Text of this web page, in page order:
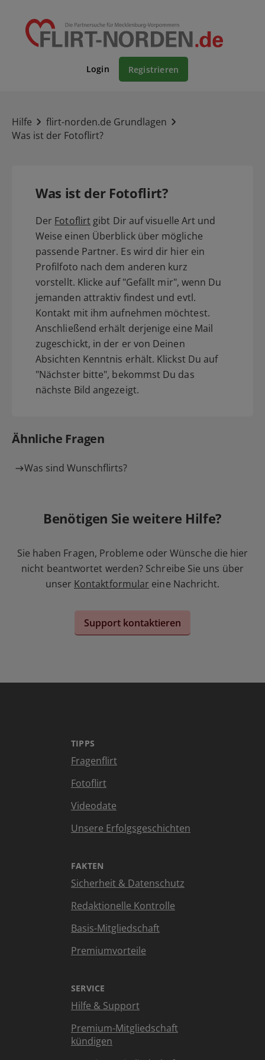
Login Registrieren
Hilfe
flirt-norden.de Grundlagen
Was ist der Fotoflirt?
Was ist der Fotoflirt?
Der Fotoflirt gibt Dir auf visuelle Art und
Weise einen Überblick über mögliche
passende Partner. Es wird dir hier ein
Profilfoto nach dem anderen kurz
vorstellt. Klicke auf "Gefällt mir", wenn Du
jemanden attraktiv findest und evtl.
Kontakt mit ihm aufnehmen möchtest.
Anschließend erhält derjenige eine Mail
zugeschickt, in der er von Deinen
Absichten Kenntnis erhält. Klickst Du auf
"Nächster bitte", bekommst Du das
nächste Bild angezeigt.
Ähnliche Fragen
Was sind Wunschflirts?
Benötigen Sie weitere Hilfe?
Sie haben Fragen, Probleme oder Wünsche die hier
nicht beantwortet werden? Schreibe Sie uns über
unser Kontaktformular eine Nachricht.
Support kontaktieren
TIPPS
Fragenflirt
Fotoflirt
Videodate
Unsere Erfolgsgeschichten
FAKTEN
Sicherheit & Datenschutz
Redaktionelle Kontrolle
Basis-Mitgliedschaft
Premiumvorteile
SERVICE
Hilfe & Support
Premium-Mitgliedschaft
kündigen